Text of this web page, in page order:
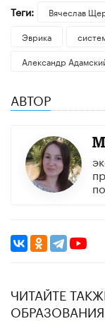
Теги: Вячеслав
Эврика
Александр
АВТОР
ЧИТАЙТЕ